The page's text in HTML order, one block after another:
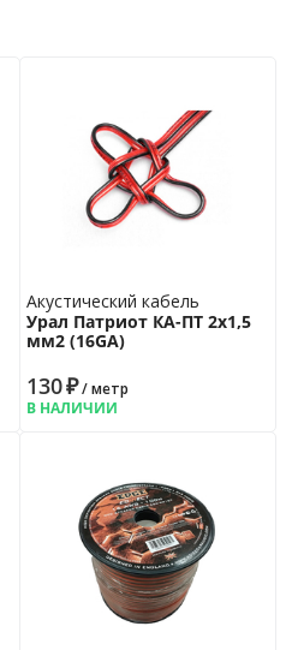
Акустический кабель
Урал Патриот КА-ПТ 2х1,5
мм2 (16GA)
130₽/ метр
В НАЛИЧИИ